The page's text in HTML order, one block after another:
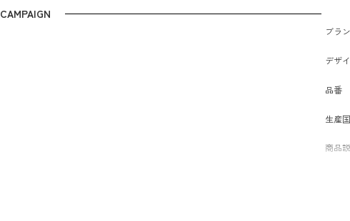
CAMPAIGN
ブラ
デザ
品番
生産国
商品